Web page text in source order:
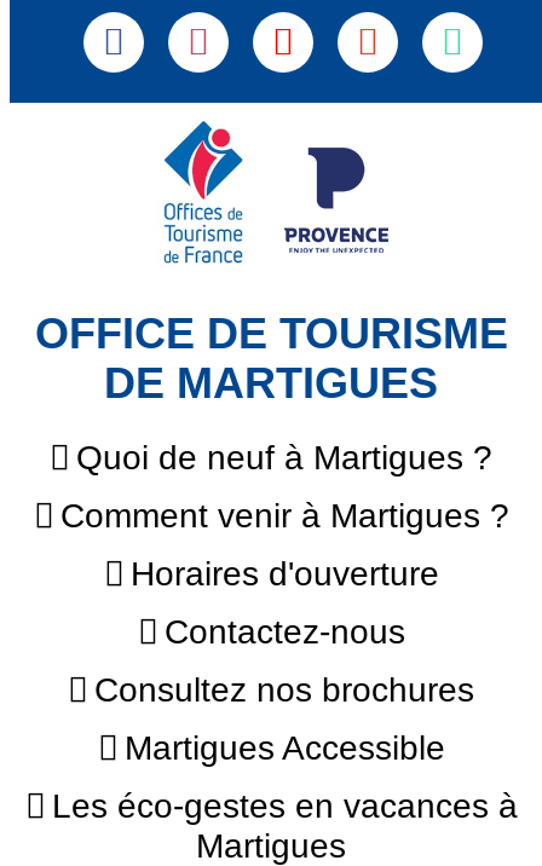
OFFICE DE TOURISME
DE MARTIGUES
Quoi de neuf à Martigues ?
Comment venir à Martigues ?
Horaires d'ouverture
Contactez-nous
Consultez nos brochures
Martigues Accessible
Les éco-gestes en vacances à
Martigues